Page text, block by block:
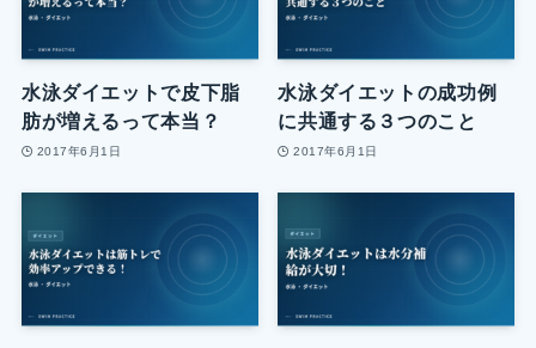
水泳ダイエットで皮下脂
肪が増えるって本当？
2017年6月1日
水泳ダイエットの成功例
に共通する３つのこと
2017年6月1日